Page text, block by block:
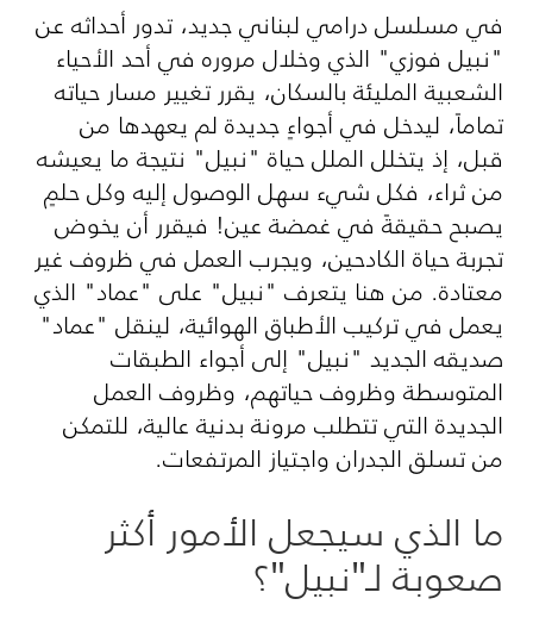
في مسلسل درامي لبناني جديد، تدور أحداثه عن
"نبيل فوزي" الذي وخلال مروره في أحد الأحياء
الشعبية المليئة بالسكان، يقرر تغيير مسار حياته
تماماً، ليدخل في أجواءٍ جديدة لم يعهدها من
قبل، إذ يتخلل الملل حياة "نبيل" نتيجة ما يعيشه
من ثراء، فكل شيء سهل الوصول إليه وكل حلمٍ
يصبح حقيقةً في غمضة عين! فيقرر أن يخوض
تجربة حياة الكادحين، ويجرب العمل في ظروف غير
معتادة. من هنا يتعرف "نبيل" على "عماد" الذي
يعمل في تركيب الأطباق الهوائية، لينقل "عماد"
صديقه الجديد "نبيل" إلى أجواء الطبقات
المتوسطة وظروف حياتهم، وظروف العمل
الجديدة التي تتطلب مرونة بدنية عالية، للتمكن
من تسلق الجدران واجتياز المرتفعات.
ما الذي سيجعل الأمور أكثر
صعوبة لـ"نبيل"؟